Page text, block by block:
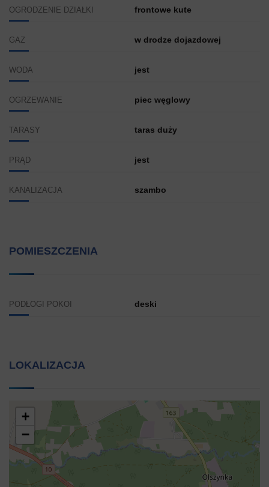
OGRODZENIE DZIAŁKI frontowe kute
GAZ w drodze dojazdowej
WODA jest
OGRZEWANIE piec węglowy
TARASY taras duży
PRĄD jest
KANALIZACJA szambo
POMIESZCZENIA
PODŁOGI POKOI deski
LOKALIZACJA
+
−